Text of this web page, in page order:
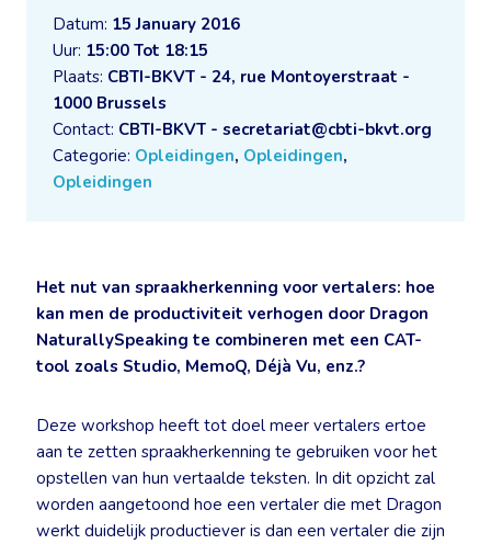
Datum: 15 January 2016
Uur: 15:00 Tot 18:15
Plaats: CBTI-BKVT - 24, rue Montoyerstraat -
1000 Brussels
Contact: CBTI-BKVT - secretariat@cbti-bkvt.org
Categorie: Opleidingen, Opleidingen,
Opleidingen
Het nut van spraakherkenning voor vertalers: hoe
kan men de productiviteit verhogen door Dragon
NaturallySpeaking te combineren met een CAT-
tool zoals Studio, MemoQ, Déjà Vu, enz.?
Deze workshop heeft tot doel meer vertalers ertoe
aan te zetten spraakherkenning te gebruiken voor het
opstellen van hun vertaalde teksten. In dit opzicht zal
worden aangetoond hoe een vertaler die met Dragon
werkt duidelijk productiever is dan een vertaler die zijn